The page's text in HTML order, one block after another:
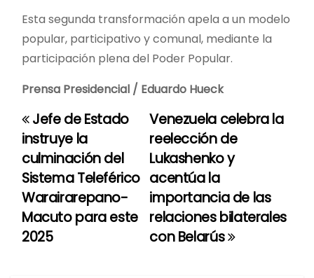
Esta segunda transformación apela a un modelo
popular, participativo y comunal, mediante la
participación plena del Poder Popular.
Prensa Presidencial / Eduardo Hueck
N
a
v
e
g
Venezuela celebra la
reelección de
Lukashenko y
acentúa la
importancia de las
relaciones bilaterales
con Belarús
Jefe de Estado
instruye la
culminación del
Sistema Teleférico
Warairarepano-
Macuto para este
2025